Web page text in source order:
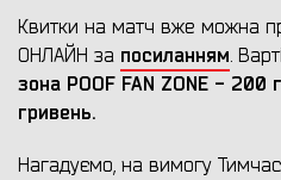
Квитки на матч вже можна
ОНЛАЙН за посиланням.
зона POOF FAN ZONE - 200
гривень.
Нагадуємо, на вимогу